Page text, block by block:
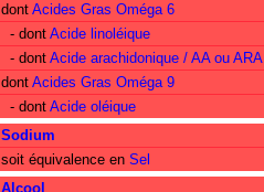
dont Acides Gras Oméga 6
- dont Acide linoléique
- dont Acide arachidonique / AA ou ARA
dont Acides Gras Oméga 9
- dont Acide oléique
Sodium
soit équivalence en Sel
Alcool